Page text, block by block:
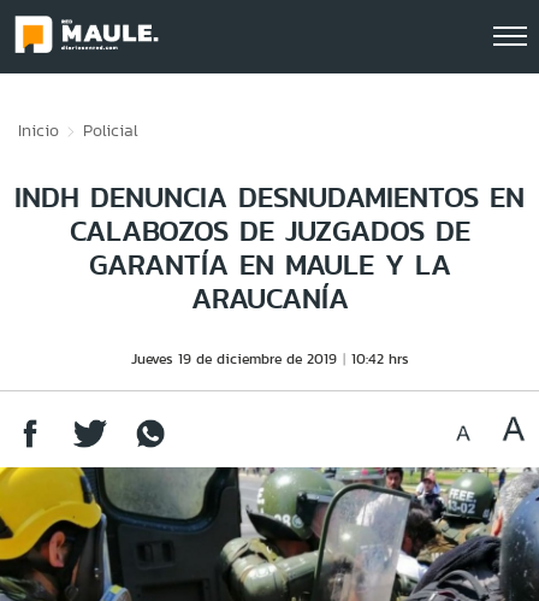
Inicio Policial
INDH DENUNCIA DESNUDAMIENTOS EN
CALABOZOS DE JUZGADOS DE
GARANTÍA EN MAULE Y LA
ARAUCANÍA
Jueves 19 de diciembre de 2019 10:42 hrs